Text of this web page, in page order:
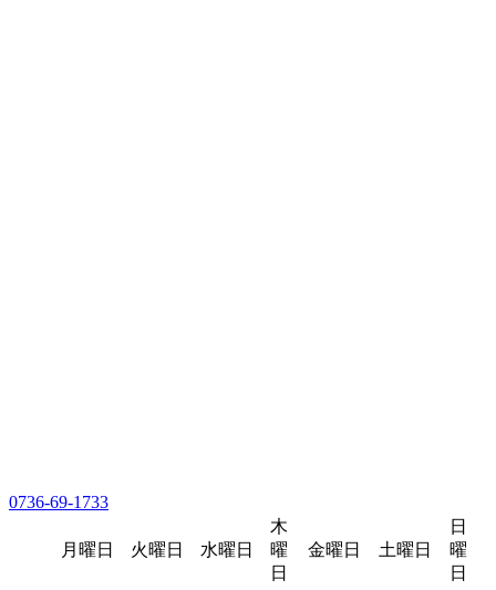
0736-69-1733
月曜日 火曜日 水曜日
木
曜
日
金曜日 土曜日
日
曜
日